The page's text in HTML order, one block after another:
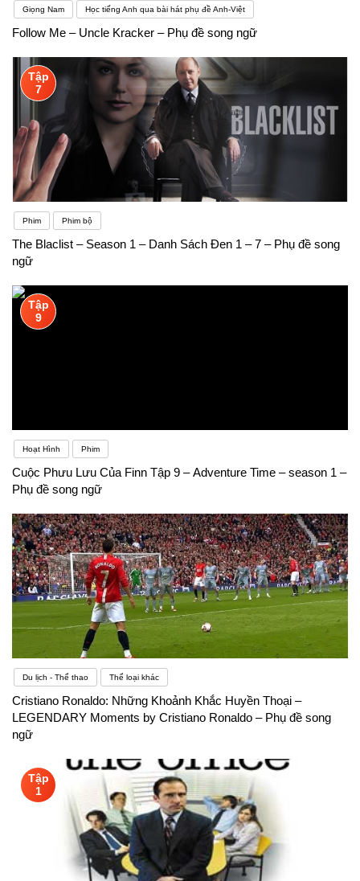
Giọng Nam Học tiếng Anh qua bài hát phụ đề Anh-Việt
Follow Me – Uncle Kracker – Phụ đề song ngữ
Tập
7
Phim Phim bộ
The Blaclist – Season 1 – Danh Sách Đen 1 – 7 – Phụ đề song
ngữ
Tập
9
Hoạt Hình Phim
Cuộc Phưu Lưu Của Finn Tập 9 – Adventure Time – season 1 –
Phụ đề song ngữ
Du lịch - Thể thao Thể loại khác
Cristiano Ronaldo: Những Khoảnh Khắc Huyền Thoại –
LEGENDARY Moments by Cristiano Ronaldo – Phụ đề song
ngữ
Tập
1